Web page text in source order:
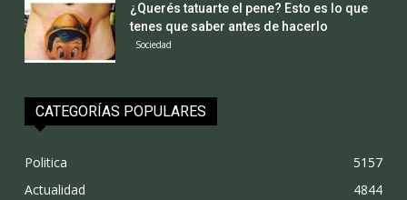
¿Querés tatuarte el pene? Esto es lo que
tenes que saber antes de hacerlo
Sociedad
CATEGORÍAS POPULARES
Politica
5157
Actualidad
4844